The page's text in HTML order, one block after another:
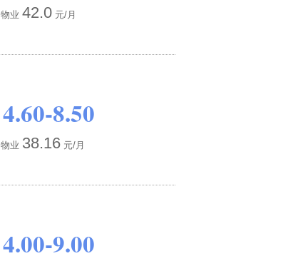
物业 42.0 元/月
4.60-8.50
物业 38.16 元/月
4.00-9.00